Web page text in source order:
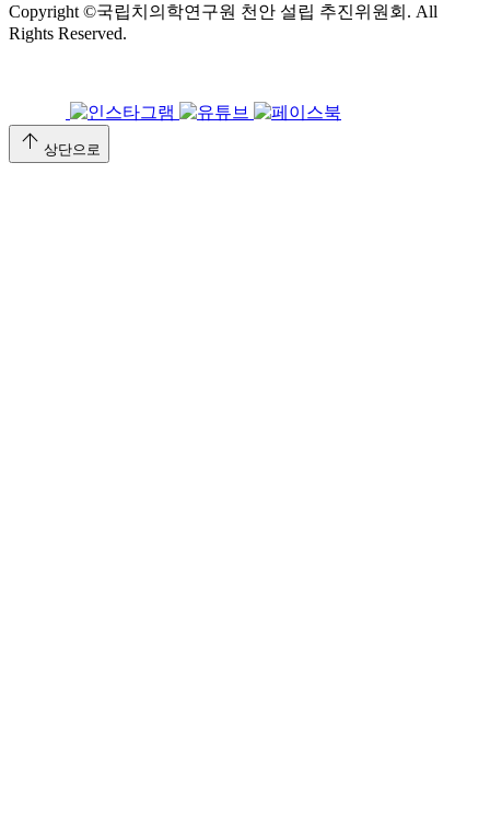
Copyright ©국립치의학연구원 천안 설립 추진위원회. All
Rights Reserved.
arrow_upward 상단으로